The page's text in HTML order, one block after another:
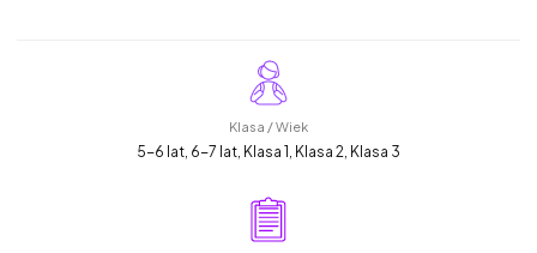
Klasa / Wiek
5-6 lat, 6-7 lat, Klasa 1, Klasa 2, Klasa 3